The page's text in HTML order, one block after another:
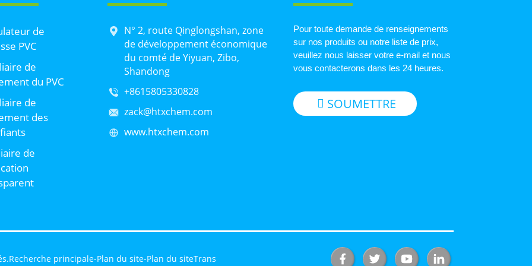
de
PVC
de
du PVC
de
des
de
N° 2, route Qinglongshan, zone
de développement économique
du comté de Yiyuan, Zibo,
Shandong
+8615805330828
zack@htxchem.com
www.htxchem.com
Pour toute demande de renseignements
sur nos produits ou notre liste de prix,
veuillez nous laisser votre e-mail et nous
vous contacterons dans les 24 heures.
SOUMETTRE
Recherche principale-Plan du site-Plan du siteTrans